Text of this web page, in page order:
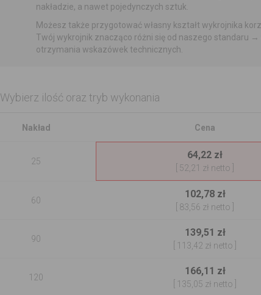
nakładzie, a nawet pojedynczych sztuk.
Możesz także przygotować własny kształt wykrojnika
Twój wykrojnik znacząco różni się od naszego standaru →
otrzymania wskazówek technicznych.
Wybierz ilość oraz tryb wykonania
Nakład Cena
25
64,22 zł
52,21 zł netto ]
60
102,78 zł
83,56 zł netto ]
90
139,51 zł
113,42 zł netto ]
120
166,11 zł
135,05 zł netto ]